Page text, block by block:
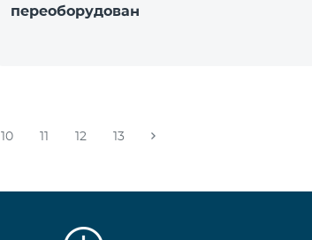
переоборудован
10 11 12 13